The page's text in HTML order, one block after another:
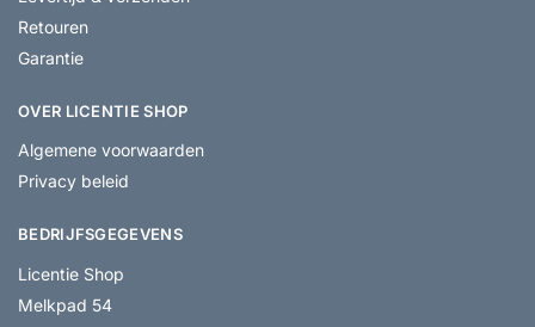
Retouren
Garantie
OVER LICENTIE SHOP
Algemene voorwaarden
Privacy beleid
BEDRIJFSGEGEVENS
Licentie Shop
Melkpad 54